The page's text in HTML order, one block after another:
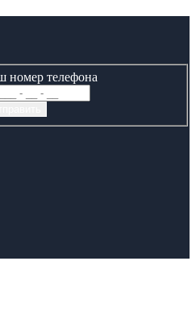
номер телефона